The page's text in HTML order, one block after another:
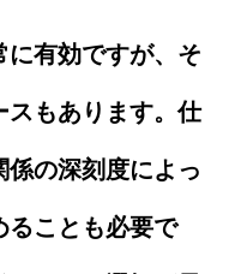
に有効ですが、そ
スもあります。仕
の深刻度によっ
ることも必要で